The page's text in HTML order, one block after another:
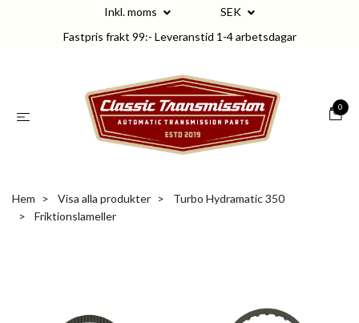
Inkl. moms
SEK
Fastpris frakt 99:- Leveranstid 1-4 arbetsdagar
0
Hem Visa alla produkter
Turbo Hydramatic 350
Friktionslameller